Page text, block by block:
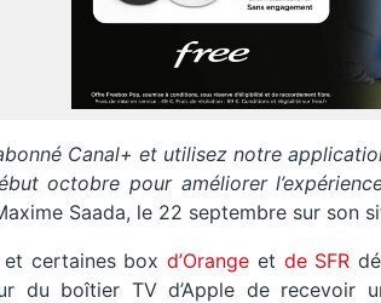
Canal+ et utilisez notre
octobre pour améliorer
Saada, le 22 septembre sur son
et certaines boxd’Orange et de SFR
du boîtier TV d’Apple de recevoir